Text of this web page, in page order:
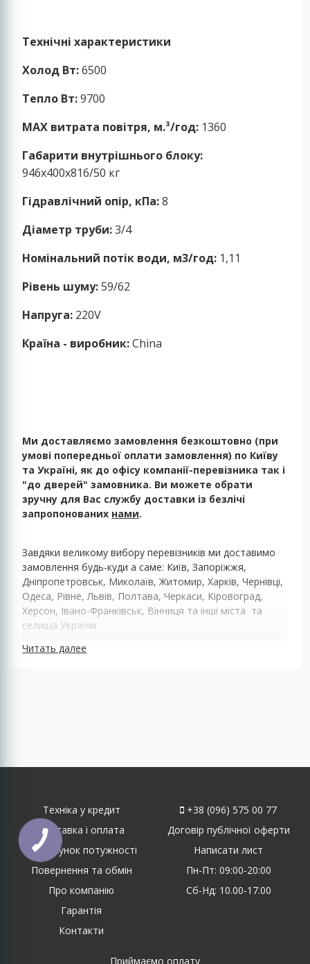
Технічні характеристики
Холод Вт:6500
Тепло Вт:9700
MAX витрата повітря, м.³/год: 1360
Габарити внутрішнього блоку:
946x400x816/50 кг
Гідравлічний опір, кПа:8
Діаметр труби:3/4
Номінальний потік води, м3/год: 1,11
Рівень шуму:59/62
Напруга: 220V
Країна - виробник:China
Ми доставляємо замовлення безкоштовно (при
умові попередньої оплати замовлення) по Київу
та Україні, як до офісу компанії-перевізника так і
"до дверей" замовника. Ви можете обрати
зручну для Вас службу доставки із безлічі
запропонованих нами.
Завдяки великому вибору перевізників ми доставимо
замовлення будь-куди а саме: Київ, Запоріжжя,
Дніпропетровськ, Миколаїв, Житомир, Харків, Чернівці,
Одеса, Рівне, Львів, Полтава, Черкаси, Кіровоград,
Херсон, Івано-Франківськ, Вінниця та інші міста та
селища України.
Читать далее
Техніка у кредит
Доставка і оплата
Розрахунок потужності
Повернення та обмін
Про компанію
Гарантія
Контакти
+38 (096) 575 00 77
Договір публічної оферти
Написати лист
Пн-Пт: 09:00-20:00
Сб-Нд: 10.00-17.00
Приймаємо оплату
КНОПКА
ЗВ'ЯЗКУ